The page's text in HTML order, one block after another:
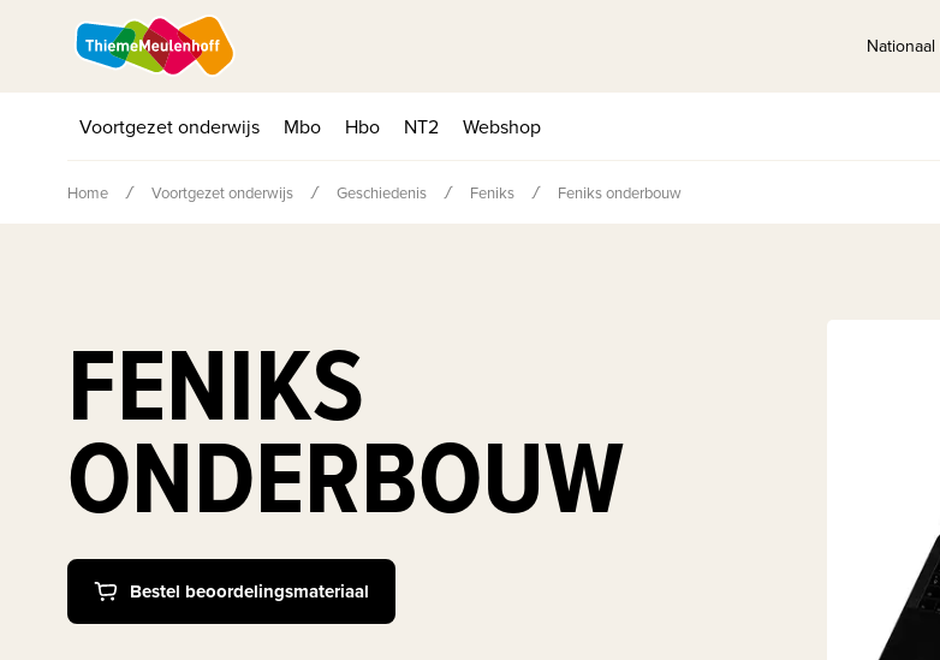
Voortgezet onderwijs Mbo Hbo NT2 Webshop
Home Voortgezet onderwijs Geschiedenis Feniks Feniks onderbouw
FENIKS
ONDERBOUW
Bestel beoordelingsmateriaal